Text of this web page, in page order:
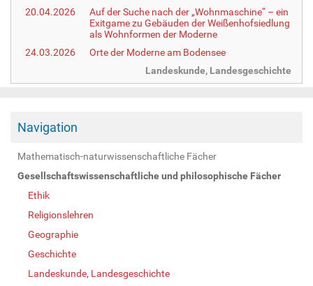
20.04.2026
Auf der Suche nach der „Wohnmaschine“ – ein
Exitgame zu Gebäuden der Weißenhofsiedlung
als Wohnformen der Moderne
24.03.2026
Orte der Moderne am Bodensee
Landeskunde, Landesgeschichte
Navigation
Mathematisch-naturwissenschaftliche Fächer
Gesellschaftswissenschaftliche und philosophische Fächer
Ethik
Religionslehren
Geographie
Geschichte
Landeskunde, Landesgeschichte